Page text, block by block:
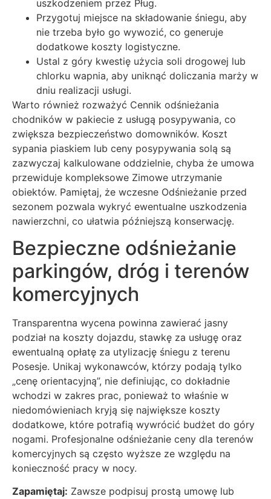
uszkodzeniem przez Pług.
Przygotuj miejsce na składowanie śniegu, aby
nie trzeba było go wywozić, co generuje
dodatkowe koszty logistyczne.
Ustal z góry kwestię użycia soli drogowej lub
chlorku wapnia, aby uniknąć doliczania marży w
dniu realizacji usługi.
Warto również rozważyć Cennik odśnieżania
chodników w pakiecie z usługą posypywania, co
zwiększa bezpieczeństwo domowników. Koszt
sypania piaskiem lub ceny posypywania solą są
zazwyczaj kalkulowane oddzielnie, chyba że umowa
przewiduje kompleksowe Zimowe utrzymanie
obiektów. Pamiętaj, że wczesne Odśnieżanie przed
sezonem pozwala wykryć ewentualne uszkodzenia
nawierzchni, co ułatwia późniejszą konserwację.
Bezpieczne odśnieżanie
parkingów, dróg i terenów
komercyjnych
Transparentna wycena powinna zawierać jasny
podział na koszty dojazdu, stawkę za usługę oraz
ewentualną opłatę za utylizację śniegu z terenu
Posesje. Unikaj wykonawców, którzy podają tylko
„cenę orientacyjną”, nie definiując, co dokładnie
wchodzi w zakres prac, ponieważ to właśnie w
niedomówieniach kryją się największe koszty
dodatkowe, które potrafią wywrócić budżet do góry
nogami. Profesjonalne odśnieżanie ceny dla terenów
komercyjnych są często wyższe ze względu na
konieczność pracy w nocy.
Zapamiętaj: Zawsze podpisuj prostą umowę lub